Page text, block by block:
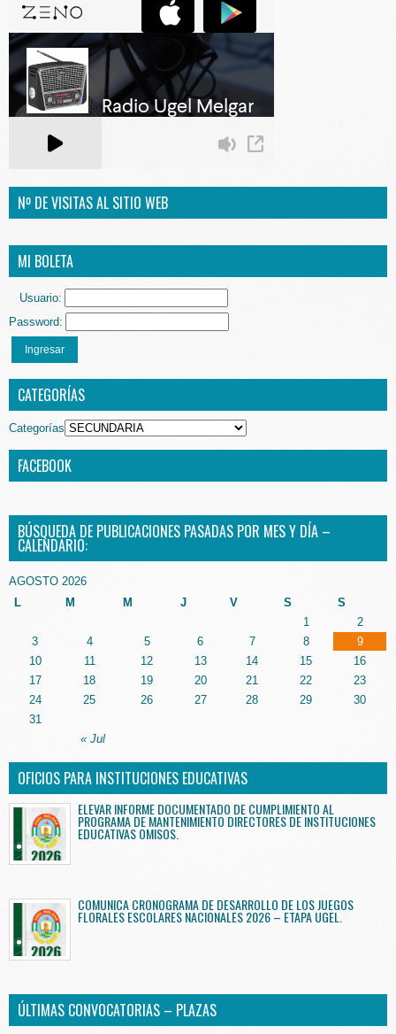
Nº DE VISITAS AL SITIO WEB
MI BOLETA
Usuario:
Password:
Ingresar
CATEGORÍAS
Categorías
FACEBOOK
BÚSQUEDA DE PUBLICACIONES PASADAS POR MES Y DÍA –
CALENDARIO:
AGOSTO 2026
L
M M J V S S
« Jul
1
2
3
4 5 6 7 8
9
10
11 12 13 14 15
16
17
18 19 20 21 22
23
24
25 26 27 28 29
30
31
OFICIOS PARA INSTITUCIONES EDUCATIVAS
ELEVAR INFORME DOCUMENTADO DE CUMPLIMIENTO AL
PROGRAMA DE MANTENIMIENTO DIRECTORES DE INSTITUCIONES
EDUCATIVAS OMISOS.
COMUNICA CRONOGRAMA DE DESARROLLO DE LOS JUEGOS
FLORALES ESCOLARES NACIONALES 2026 – ETAPA UGEL.
ÚLTIMAS CONVOCATORIAS – PLAZAS